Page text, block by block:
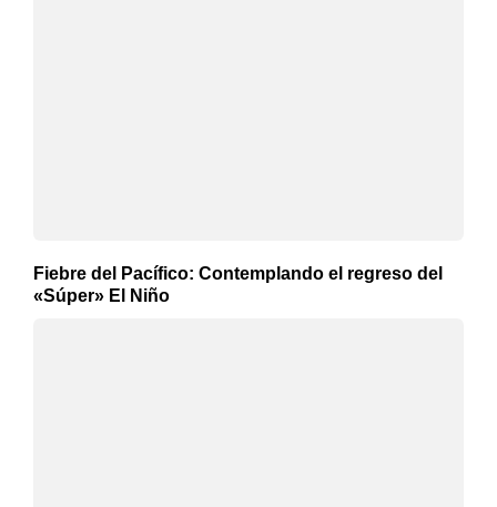
Fiebre del Pacífico: Contemplando el regreso del
«Súper» El Niño